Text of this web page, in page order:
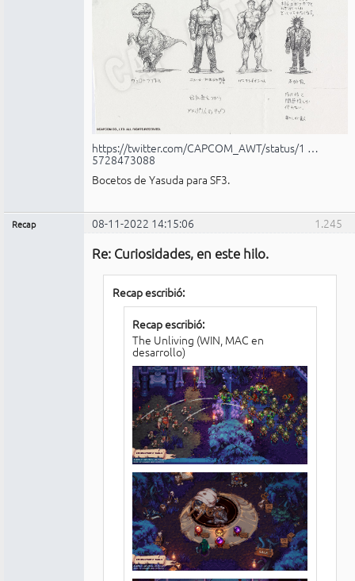
https://twitter.com/CAPCOM_AWT/status/1 …
5728473088
Bocetos de Yasuda para SF3.
1.245
Recap 08-11-2022 14:15:06
Re: Curiosidades, en este hilo.
Recap escribió:
Recap escribió:
The Unliving (WIN, MAC en
desarrollo)